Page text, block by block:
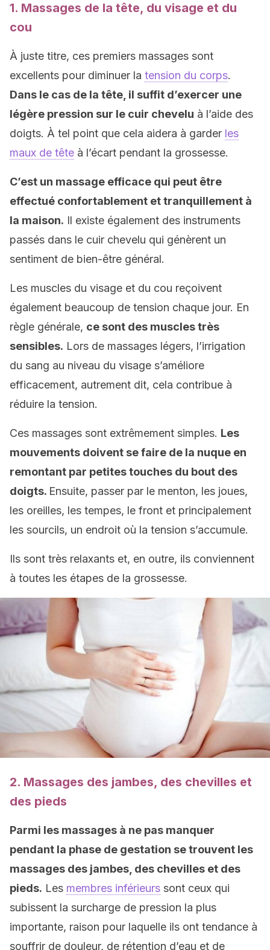
1. Massages de la tête, du visage et du
cou
À juste titre, ces premiers massages sont
excellents pour diminuer la tension du corps.
Dans le cas de la tête, il suffit d’exercer une
légère pression sur le cuir chevelu à l’aide des
doigts. À tel point que cela aidera à garder les
maux de tête à l’écart pendant la grossesse.
C’est un massage efficace qui peut être
effectué confortablement et tranquillement à
la maison. Il existe également des instruments
passés dans le cuir chevelu qui génèrent un
sentiment de bien-être général.
Les muscles du visage et du cou reçoivent
également beaucoup de tension chaque jour. En
règle générale, ce sont des muscles très
sensibles. Lors de massages légers, l’irrigation
du sang au niveau du visage s’améliore
efficacement, autrement dit, cela contribue à
réduire la tension.
Ces massages sont extrêmement simples. Les
mouvements doivent se faire de la nuque en
remontant par petites touches du bout des
doigts. Ensuite, passer par le menton, les joues,
les oreilles, les tempes, le front et principalement
les sourcils, un endroit où la tension s’accumule.
Ils sont très relaxants et, en outre, ils conviennent
à toutes les étapes de la grossesse.
2. Massages des jambes, des chevilles et
des pieds
Parmi les massages à ne pas manquer
pendant la phase de gestation se trouvent les
massages des jambes, des chevilles et des
pieds. Les membres inférieurs sont ceux qui
subissent la surcharge de pression la plus
importante, raison pour laquelle ils ont tendance à
souffrir de douleur, de rétention d’eau et de